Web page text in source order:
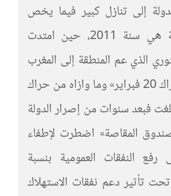
إلى تنازل كبير فيما يخص
صندوق المقاصة هي سنة 2011، حين امتدت
الذي عم المنطقة إلى المغرب
تحت عنوان «حراك 20 فبراير» وما وازاه من حراك
فبعد سنوات من إصرار الدولة
المقاصة» اضطرت لإطفاء
رفع النفقات العمومية بنسبة
تحت تأثير دعم نفقات الاستهلاك